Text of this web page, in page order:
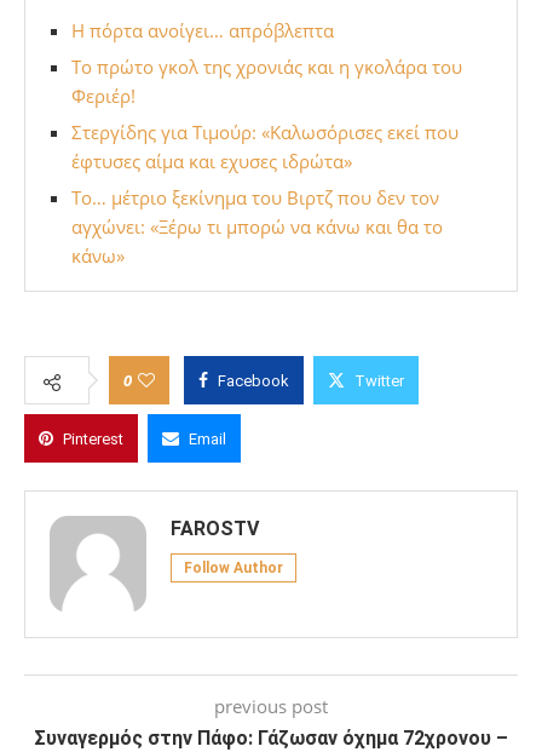
Η πόρτα ανοίγει… απρόβλεπτα
Το πρώτο γκολ της χρονιάς και η γκολάρα του
Φεριέρ!
Στεργίδης για Τιμούρ: «Καλωσόρισες εκεί που
έφτυσες αίμα και εχυσες ιδρώτα»
Το… μέτριο ξεκίνημα του Βιρτζ που δεν τον
αγχώνει: «Ξέρω τι μπορώ να κάνω και θα το
κάνω»
0 Facebook Twitter
Pinterest Email
FAROSTV
Follow Author
previous post
Συναγερμός στην Πάφο: Γάζωσαν όχημα 72χρονου –